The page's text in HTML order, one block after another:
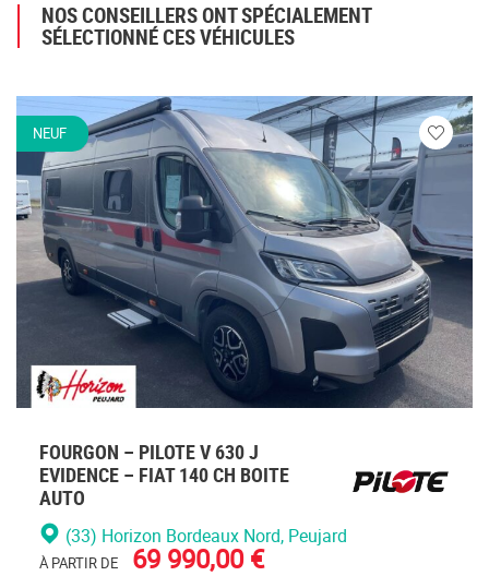
NOS CONSEILLERS ONT SPÉCIALEMENT
SÉLECTIONNÉ CES VÉHICULES
NEUF
Veuillez
FOURGON – PILOTE V 630 J
EVIDENCE – FIAT 140 CH BOITE
AUTO
(33) Horizon Bordeaux Nord, Peujard
À PARTIR DE 69 990,00 €